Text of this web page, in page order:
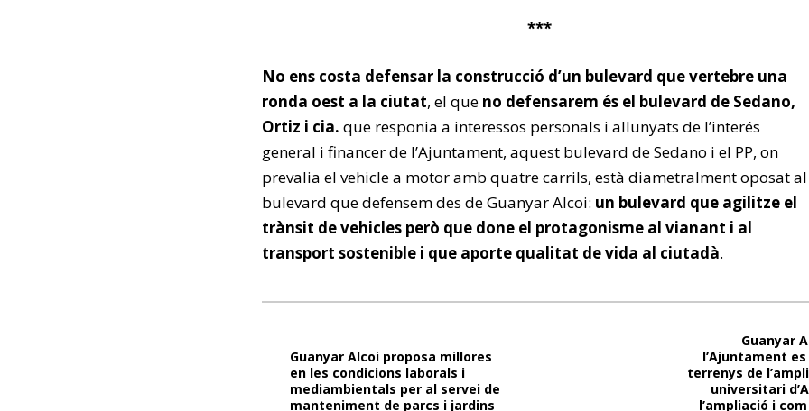
***
No ens costa defensar la construcció d’un bulevard que vertebre una
ronda oest a la ciutat, el que no defensarem és el bulevard de Sedano,
Ortiz i cia. que responia a interessos personals i allunyats de l’interés
general i financer de l’Ajuntament, aquest bulevard de Sedano i el PP, on
prevalia el vehicle a motor amb quatre carrils, està diametralment oposat al
bulevard que defensem des de Guanyar Alcoi: un bulevard que agilitze el
trànsit de vehicles però que done el protagonisme al vianant i al
transport sostenible i que aporte qualitat de vida al ciutadà.
Guanyar
l’Ajuntament
terrenys de
universitari
l’ampliació i
Guanyar Alcoi proposa millores
en les condicions laborals i
mediambientals per al servei de
manteniment de parcs i jardins